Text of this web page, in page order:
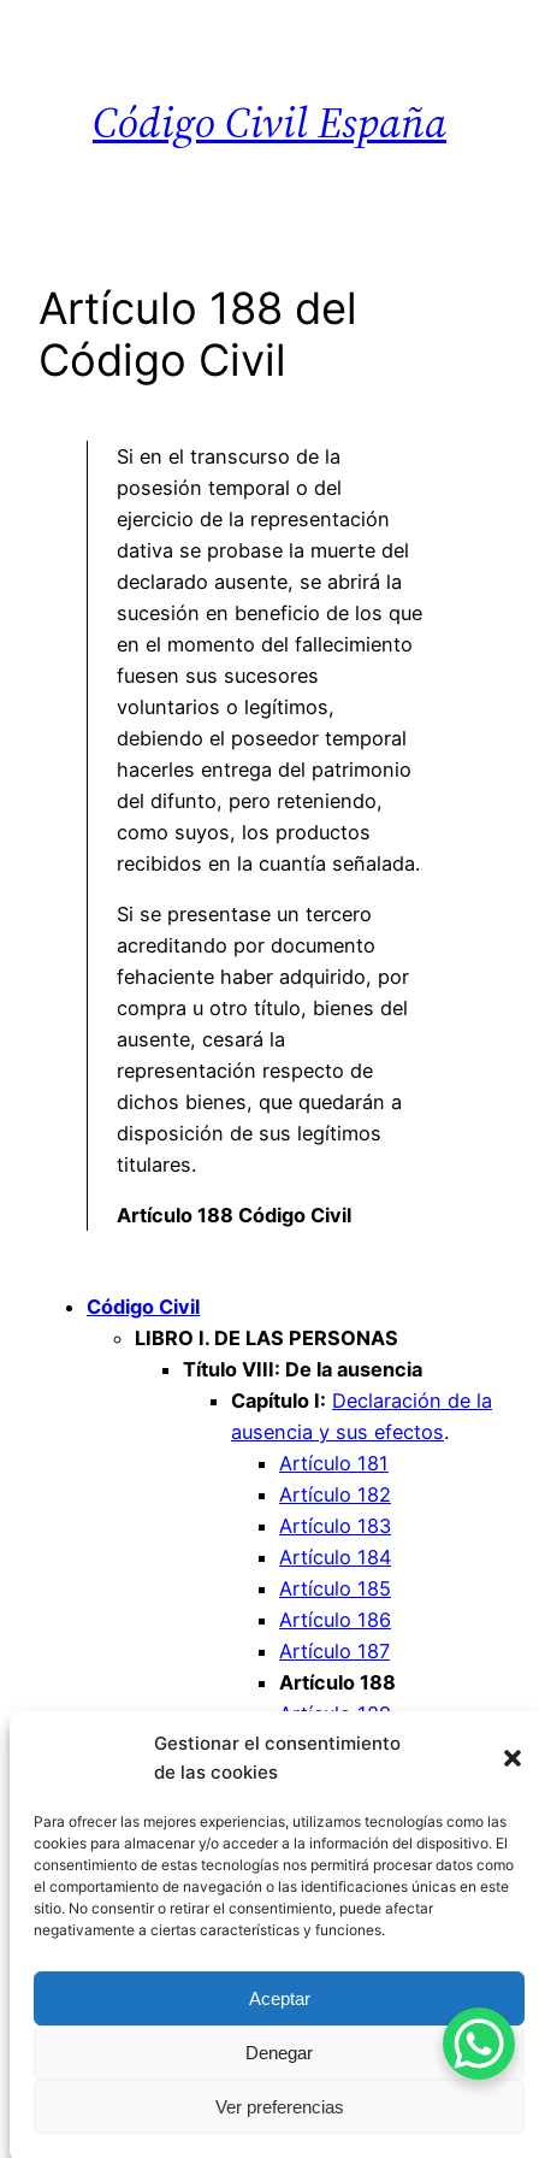
Gestionar el consentimiento
de las cookies
Para ofrecer las mejores experiencias, utilizamos tecnologías como las
cookies para almacenar y/o acceder a la información del dispositivo. El
consentimiento de estas tecnologías nos permitirá procesar datos como
el comportamiento de navegación o las identificaciones únicas en este
sitio. No consentir o retirar el consentimiento, puede afectar
negativamente a ciertas características y funciones.
Aceptar
Denegar
Ver preferencias
Código Civil España
Artículo 188 del
Código Civil
Si en el transcurso de la
posesión temporal o del
ejercicio de la representación
dativa se probase la muerte del
declarado ausente, se abrirá la
sucesión en beneficio de los que
en el momento del fallecimiento
fuesen sus sucesores
voluntarios o legítimos,
debiendo el poseedor temporal
hacerles entrega del patrimonio
del difunto, pero reteniendo,
como suyos, los productos
recibidos en la cuantía señalada.
Si se presentase un tercero
acreditando por documento
fehaciente haber adquirido, por
compra u otro título, bienes del
ausente, cesará la
representación respecto de
dichos bienes, que quedarán a
disposición de sus legítimos
titulares.
Artículo 188 Código Civil
Código Civil
LIBRO I. DE LAS PERSONAS
Título VIII: De la ausencia
Capítulo I: Declaración de la
ausencia y sus efectos.
Artículo 181
Artículo 182
Artículo 183
Artículo 184
Artículo 185
Artículo 186
Artículo 187
Artículo 188
Artículo 189
Artículo 190
Política de Privacidad
Política de
Contacto